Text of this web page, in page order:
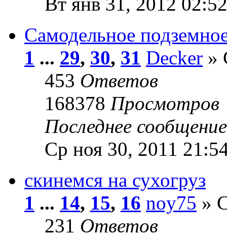
Самодельное
1 ... 29, 30, 31 Decker »
453 Ответов
168378 Просмотров
Последнее
Ср ноя 30, 2011
скинемся на сухогруз
1 ... 14, 15, 16 noy75 »
231 Ответов